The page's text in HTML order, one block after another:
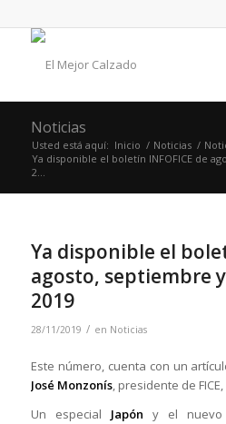
Noticias
Usted está aquí: Inicio / Noticias /
Ya disponible el boletín INFOFICE de
2...
Ya disponible el
agosto, septiembre
2019
28/11/2019 / en Noticias
Este número, cuenta con un
José Monzonís, presidente de
Un especial Japón y el nuevo